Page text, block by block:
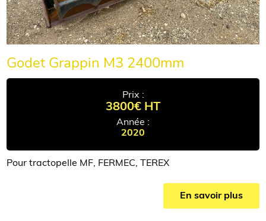
Godet Grappin M3 2400mm
Prix :
3800€ HT
Année :
2020
Pour tractopelle MF, FERMEC, TEREX
En savoir plus